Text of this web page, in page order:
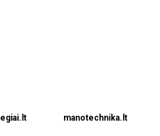
manotechnika.lt